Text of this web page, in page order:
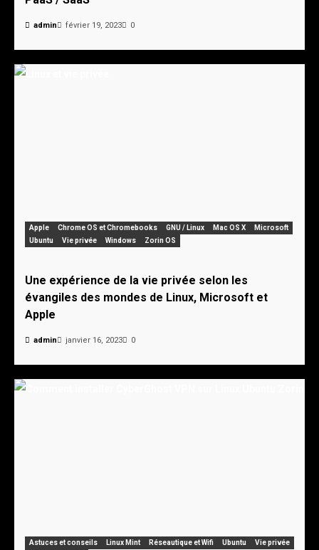
admin février 19, 2023 0
Apple Chrome OS et Chromebooks GNU / Linux Mac OS X
Microsoft
Ubuntu
Vie privée Windows Zorin OS
Une expérience de la vie privée selon les
évangiles des mondes de Linux, Microsoft et
Apple
admin janvier 16, 2023 0
Astuces et conseils Linux Mint Réseautique et Wifi Ubuntu
Vie privée